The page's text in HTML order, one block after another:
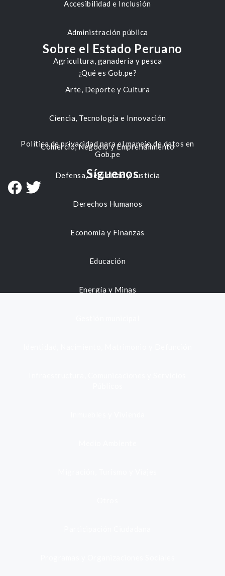
Accesibilidad e Inclusión
Administración pública
Agricultura, ganadería y pesca
Arte, Deporte y Cultura
Ciencia, Tecnología e Innovación
Comercio, Negocio y Emprendimiento
Defensa, Seguridad y Justicia
Derechos Humanos
Economía y Finanzas
Educación
Energía y Minas
Sobre el Estado Peruano
¿Qué es Gob.pe?
Política de privacidad para el manejo de datos en
Gob.pe
Síguenos